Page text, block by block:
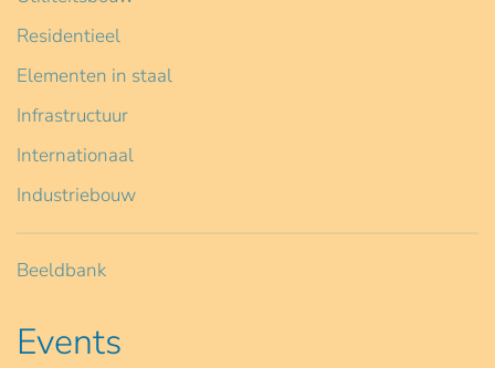
Residentieel
Elementen in staal
Infrastructuur
Internationaal
Industriebouw
Beeldbank
Events